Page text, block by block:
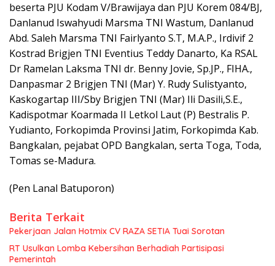
beserta PJU Kodam V/Brawijaya dan PJU Korem 084/BJ,
Danlanud Iswahyudi Marsma TNI Wastum, Danlanud
Abd. Saleh Marsma TNI Fairlyanto S.T, M.A.P., Irdivif 2
Kostrad Brigjen TNI Eventius Teddy Danarto, Ka RSAL
Dr Ramelan Laksma TNI dr. Benny Jovie, Sp.JP., FIHA.,
Danpasmar 2 Brigjen TNI (Mar) Y. Rudy Sulistyanto,
Kaskogartap III/Sby Brigjen TNI (Mar) Ili Dasili,S.E.,
Kadispotmar Koarmada II Letkol Laut (P) Bestralis P.
Yudianto, Forkopimda Provinsi Jatim, Forkopimda Kab.
Bangkalan, pejabat OPD Bangkalan, serta Toga, Toda,
Tomas se-Madura.
(Pen Lanal Batuporon)
Berita Terkait
Pekerjaan Jalan Hotmix CV RAZA SETIA Tuai Sorotan
RT Usulkan Lomba Kebersihan Berhadiah Partisipasi
Pemerintah